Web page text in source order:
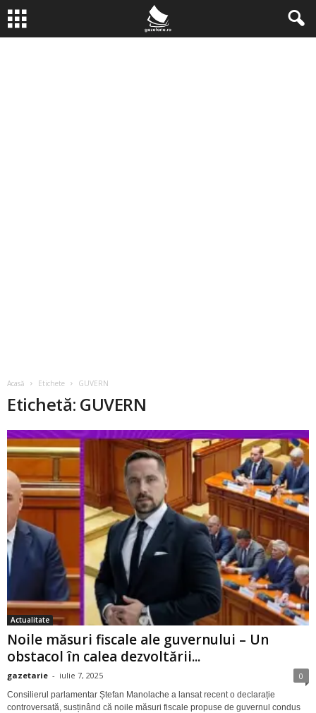
Acasă Etichete GUVERN
Etichetă: GUVERN
Actualitate
Noile măsuri fiscale ale guvernului – Un
obstacol în calea dezvoltării...
gazetarie - iulie 7, 2025 0
Consilierul parlamentar Ștefan Manolache a lansat recent o declarație
controversată, susținând că noile măsuri fiscale propuse de guvernul condus